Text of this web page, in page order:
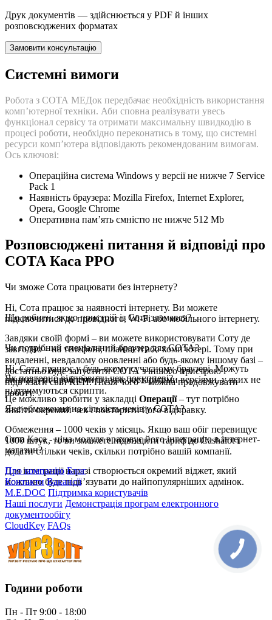
Друк документів — здійснюється у PDF й інших
розповсюджених форматах
Замовити консультацію
Системні вимоги
Робота з СОТА МЕДок передбачає необхідність використання
комп’ютерної техніки. Аби сповна реалізувати увесь
функціонал сервісу та отримати максимальну швидкодію в
процесі роботи, необхідно переконатись в тому, що системні
ресурси комп’ютера відповідають рекомендованим вимогам.
Ось ключові:
Операційна система Windows у версії не нижче 7 Service
Pack 1
Наявність браузера: Mozilla Firefox, Internet Explorer,
Opera, Google Chrome
Оперативна пам’ять ємністю не нижче 512 Mb
Розповсюджені питання й відповіді про
СОТА Каса РРО
Чи зможе Сота працювати без інтернету?
Ні, Сота працює за наявності інтернету. Ви можете
підключитися до провідного, Wi-Fi або мобільного інтернету.
Що робити, якщо пристрій із Сота зламався?
Завдяки своїй формі – ви можете використовувати Соту де
завгодно – на телефоні, планшеті або комп’ютері. Тому при
видаленні, невдалому оновленні або будь-якому іншому базі –
достатньо буде запустити СОТА з іншого пристрою і
підв’язати свій КЕП. Після чого – можна продовжувати
роботу.
Чи потрібний спеціальний браузер для СОТА?
Ні, Сота працює у будь-якому сучасному браузері. Можуть
виникнути проблеми із дуже застарілими версіями, у яких не
підтримуються скрипти.
Як повторно відправити чек покупцеві?
Це можливо зробити у закладці Операції– тут потрібно
знайти окремий чек і повторити його відправку.
Яке обмеження на кількість чеків у СОТА?
Обмеження – 1000 чеків у місяць. Якщо ваш обіг перевищує
1000 штук, то ви зможете підвищити тариф до Cashӓlot і
додати стільки чеків, скільки потрібно вашій компанії.
Сота Каса - ціна модуля враховує його інтеграцію в інтернет-
магазин?
Для інтеграції наразі створюється окремий віджет, який
можливо буде підв’язувати до найпопулярніших адмінок.
Про компанію Блог
Контакти Вакансії
M.E.DOC Підтримка користувачів
Наші послуги Демонстрація програм електронного
документообігу
CloudKey FAQs
Години роботи
Пн - Пт 9:00 - 18:00